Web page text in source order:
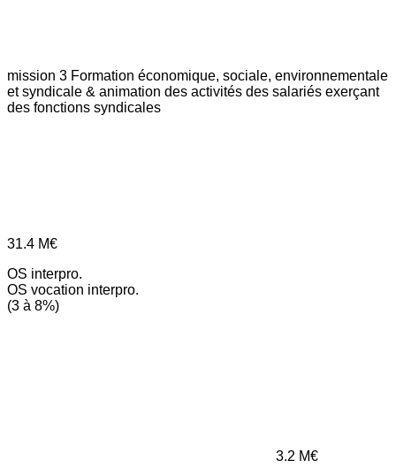
mission 3 Formation économique, sociale, environnementale
et syndicale & animation des activités des salariés exerçant
des fonctions syndicales
31.4 M€
OS interpro.
OS vocation interpro.
(3 à 8%)
3.2 M€